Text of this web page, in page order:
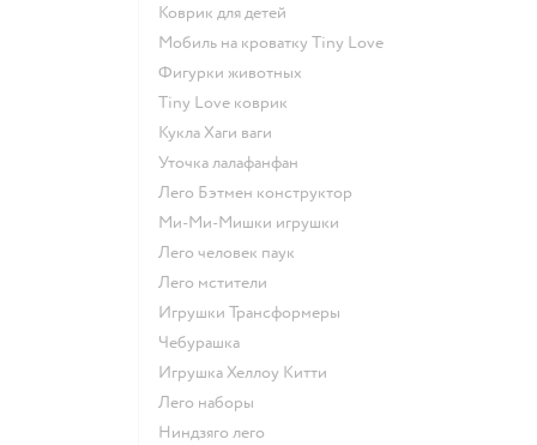
Коврик для детей
Мобиль на кроватку Tiny Love
Фигурки животных
Tiny Love коврик
Кукла Хаги ваги
Уточка лалафанфан
Лего Бэтмен конструктор
Ми-Ми-Мишки игрушки
Лего человек паук
Лего мстители
Игрушки Трансформеры
Чебурашка
Игрушка Хеллоу Китти
Лего наборы
Ниндзяго лего